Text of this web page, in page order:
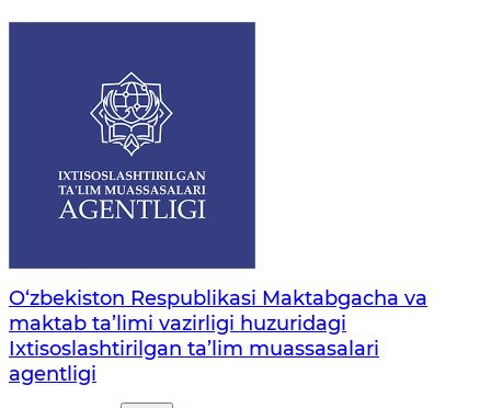
O‘zbekiston Respublikasi Maktabgacha va
maktab ta’limi vazirligi huzuridagi
Ixtisoslashtirilgan ta’lim muassasalari
agentligi